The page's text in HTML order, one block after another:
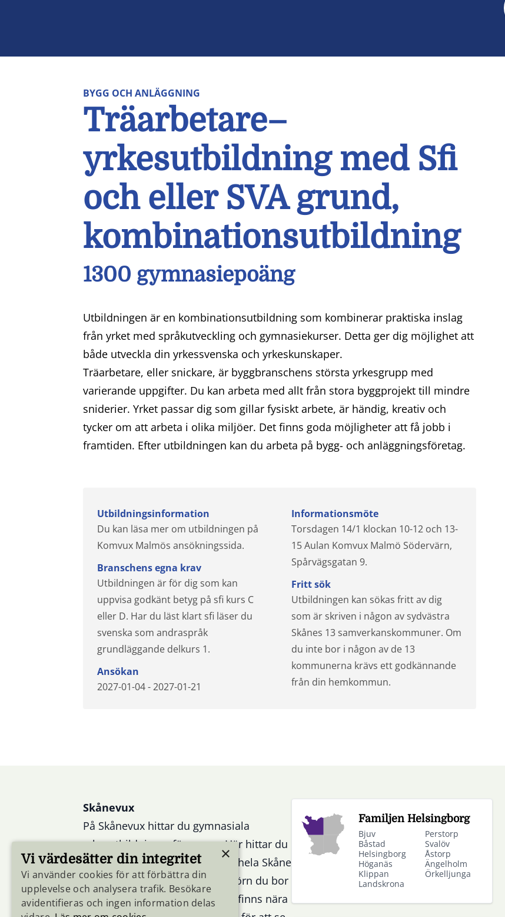
BYGG OCH ANLÄGGNING
Träarbetare–
yrkesutbildning med Sfi
och eller SVA grund,
kombinationsutbildning
1300 gymnasiepoäng
Utbildningen är en kombinationsutbildning som kombinerar praktiska inslag
från yrket med språkutveckling och gymnasiekurser. Detta ger dig möjlighet att
både utveckla din yrkessvenska och yrkeskunskaper.
Träarbetare, eller snickare, är byggbranschens största yrkesgrupp med
varierande uppgifter. Du kan arbeta med allt från stora byggprojekt till mindre
sniderier. Yrket passar dig som gillar fysiskt arbete, är händig, kreativ och
tycker om att arbeta i olika miljöer. Det finns goda möjligheter att få jobb i
framtiden. Efter utbildningen kan du arbeta på bygg- och anläggningsföretag.
Utbildningsinformation
Du kan läsa mer om utbildningen på
Komvux Malmös ansökningssida.
Branschens egna krav
Utbildningen är för dig som kan
uppvisa godkänt betyg på sfi kurs C
eller D. Har du läst klart sfi läser du
svenska som andraspråk
grundläggande delkurs 1.
Ansökan
2027-01-04 - 2027-01-21
Informationsmöte
Torsdagen 14/1 klockan 10-12 och 13-
15 Aulan Komvux Malmö Södervärn,
Spårvägsgatan 9.
Fritt sök
Utbildningen kan sökas fritt av dig
som är skriven i någon av sydvästra
Skånes 13 samverkanskommuner. Om
du inte bor i någon av de 13
kommunerna krävs ett godkännande
från din hemkommun.
Skånevux
På Skånevux hittar du gymnasiala
yrkesutbildningar för vuxna. Här hittar du
gymnasiala yrkesutbildningar i hela Skåne
samlade på en plats. Välj det hörn du bor
i och se vilka utbildningar som finns nära
Familjen Helsingborg
Bjuv
Båstad
Helsingborg
Höganäs
Klippan
Landskrona
Perstorp
Svalöv
Åstorp
Ängelholm
Örkelljunga
×
Vi värdesätter din integritet
Vi använder cookies för att förbättra din
upplevelse och analysera trafik. Besökare
avidentifieras och ingen information delas